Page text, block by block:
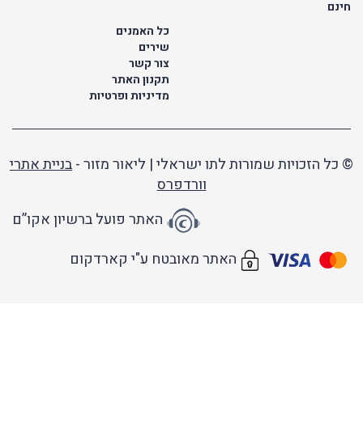
כל האמנים
תקנון האתר
מדיניות ופרטיות
שמורות לתו ישראלי | ליאור מזור -בניית אתרי
וורדפרס
האתר פועל ברשיון אקו”ם
האתר מאובטח ע"י קארדקום